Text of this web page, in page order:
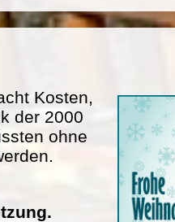
Kosten,
der 2000
ohne